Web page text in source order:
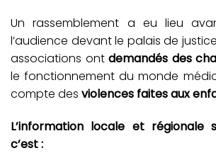
Un rassemblement a eu lieu
l’audience devant le palais de
associations ontdemandés des
le fonctionnement du monde
compte des violences faites aux
L’information locale et régionale
c’est :